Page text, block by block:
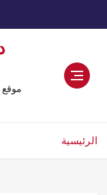
دليل
موقع
الرئيسية